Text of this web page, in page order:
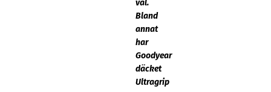
val.
Bland
annat
har
Goodyear
däcket
Ultragrip